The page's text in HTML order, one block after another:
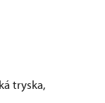
tryska,